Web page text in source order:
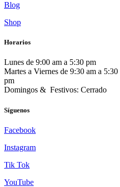
Blog
Shop
Horarios
Lunes de 9:00 am a 5:30 pm
Martes a Viernes de 9:30 am a
pm
Domingos & Festivos: Cerrado
Síguenos
Facebook
Instagram
Tik Tok
YouTube